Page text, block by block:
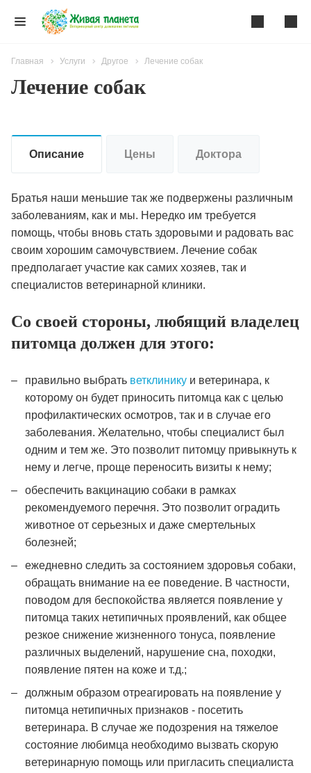
Главная Услуги Другое Лечение собак
Лечение собак
Описание Цены Доктора
Братья наши меньшие так же подвержены различным
заболеваниям, как и мы. Нередко им требуется
помощь, чтобы вновь стать здоровыми и радовать вас
своим хорошим самочувствием. Лечение собак
предполагает участие как самих хозяев, так и
специалистов ветеринарной клиники.
Со своей стороны, любящий владелец
питомца должен для этого:
правильно выбрать ветклинику и ветеринара, к
которому он будет приносить питомца как с целью
профилактических осмотров, так и в случае его
заболевания. Желательно, чтобы специалист был
одним и тем же. Это позволит питомцу привыкнуть к
нему и легче, проще переносить визиты к нему;
обеспечить вакцинацию собаки в рамках
рекомендуемого перечня. Это позволит оградить
животное от серьезных и даже смертельных
болезней;
ежедневно следить за состоянием здоровья собаки,
обращать внимание на ее поведение. В частности,
поводом для беспокойства является появление у
питомца таких нетипичных проявлений, как общее
резкое снижение жизненного тонуса, появление
различных выделений, нарушение сна, походки,
появление пятен на коже и т.д.;
должным образом отреагировать на появление у
питомца нетипичных признаков - посетить
ветеринара. В случае же подозрения на тяжелое
состояние любимца необходимо вызвать скорую
ветеринарную помощь или пригласить специалиста